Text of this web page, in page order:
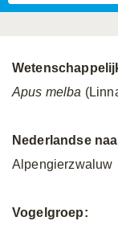
Apus melba
Nederlandse
Alpengierzwaluw
Vogelgroep: